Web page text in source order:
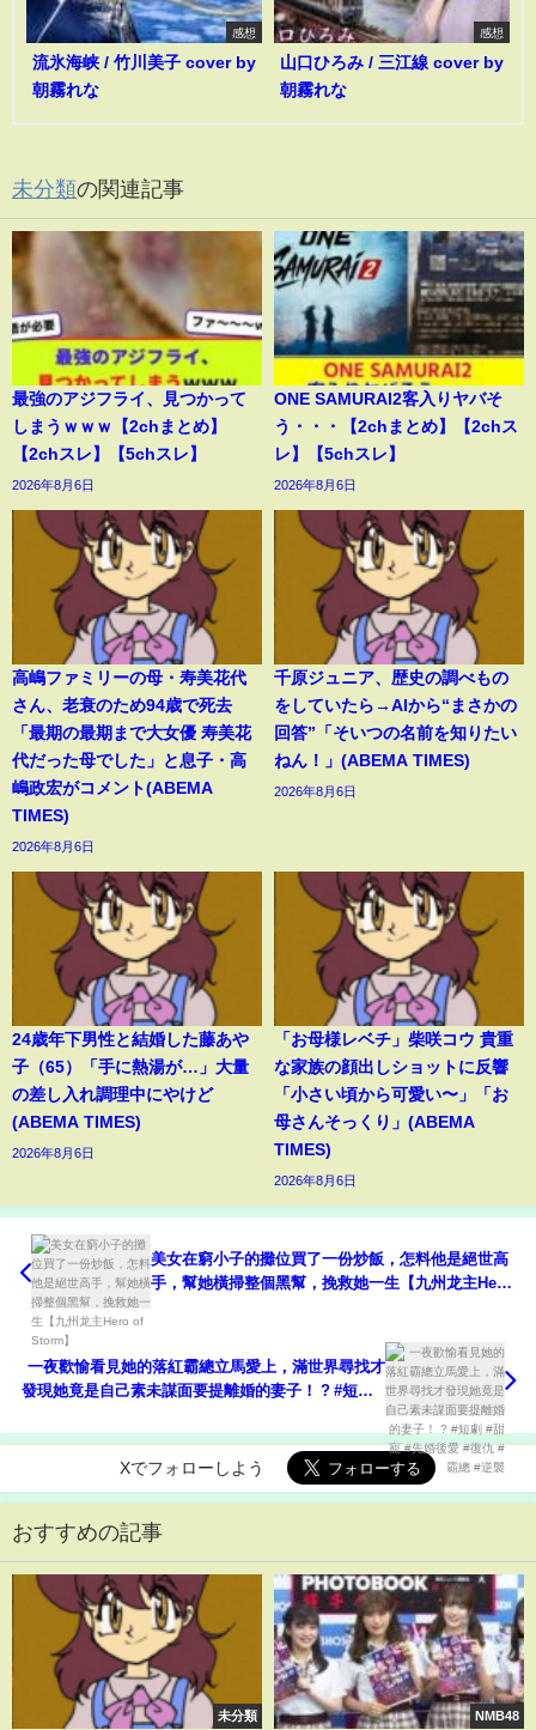
感想
流氷海峡 / 竹川美子 cover by
朝霧れな
感想
山口ひろみ / 三江線 cover by
朝霧れな
未分類の関連記事
最強のアジフライ、見つかって
しまうｗｗｗ【2chまとめ】
【2chスレ】【5chスレ】
2026年8月6日
ONE SAMURAI2客入りヤバそ
う・・・【2chまとめ】【2chス
レ】【5chスレ】
2026年8月6日
高嶋ファミリーの母・寿美花代
さん、老衰のため94歳で死去
「最期の最期まで大女優 寿美花
代だった母でした」と息子・高
嶋政宏がコメント(ABEMA
TIMES)
2026年8月6日
千原ジュニア、歴史の調べもの
をしていたら→AIから“まさかの
回答”「そいつの名前を知りたい
ねん！」(ABEMA TIMES)
2026年8月6日
24歳年下男性と結婚した藤あや
子（65）「手に熱湯が…」大量
の差し入れ調理中にやけど
(ABEMA TIMES)
2026年8月6日
「お母様レベチ」柴咲コウ 貴重
な家族の顔出しショットに反響
「小さい頃から可愛い〜」「お
母さんそっくり」(ABEMA
TIMES)
2026年8月6日
美女在窮小子的攤位買了一份炒飯，怎料他是絕世高
手，幫她橫掃整個黑幫，挽救她一生【九州龙主Hero
一夜歡愉看見她的落紅霸總立馬愛上，滿世界尋找才
發現她竟是自己素未謀面要提離婚的妻子！ ? #短劇 #
Xでフォローしよう
おすすめの記事
未分類 NMB48